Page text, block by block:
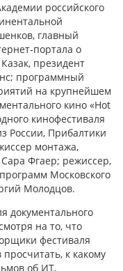
российского
главный
портала о
президент
программный
на крупнейшем
кино «Hot
кинофестиваля
России, Прибалтики
монтажа,
Фгаер; режиссер,
Московского
Молодцов.
документального
на то, что
фестиваля
к какому
об ИТ,